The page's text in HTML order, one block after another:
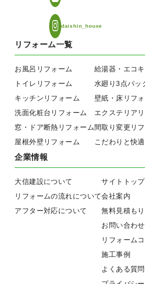
daishin_house
リフォーム一覧
お風呂リフォーム
トイレリフォーム
キッチンリフォーム
洗面化粧台リフォーム
窓・ドア断熱リフォーム
屋根外壁リフォーム
給湯器・エコ
水廻り3点パッ
壁紙・床リフ
エクステリア
間取り変更リ
こだわりと快
企業情報
大信建設について
リフォームの流れについて
アフター対応について
サイトトップ
会社案内
無料見積もり
お問い合わせ
リフォーム
施工事例
よくある質問